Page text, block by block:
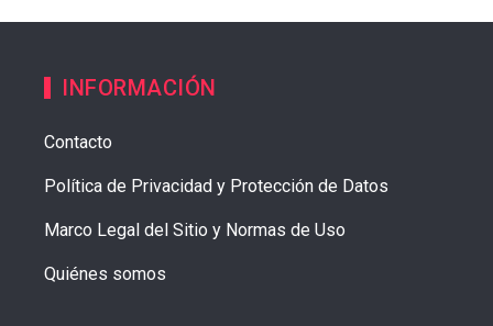
INFORMACIÓN
Contacto
Política de Privacidad y Protección de Datos
Marco Legal del Sitio y Normas de Uso
Quiénes somos